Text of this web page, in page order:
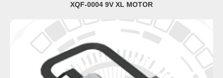
XQF-0004 9V XL MOTOR